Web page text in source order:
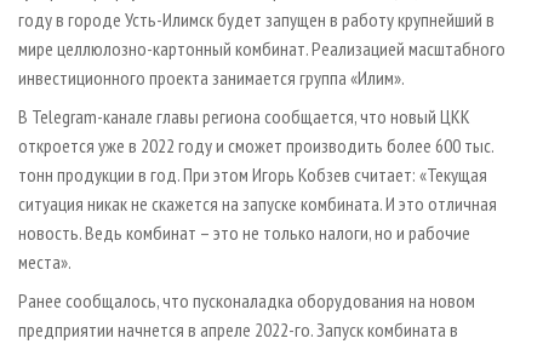
ДЕРЕВЯННОЕ ДОМОСТРОЕНИЕ
ПРОИЗВОДСТВО МЕБЕЛИ
БИОЭНЕРГЕТИКА
ЦБП
ИНСТРУМЕНТ И МАТЕРИАЛЫ
ОФИЦИАЛЬНЫЕ ДЕЛЕГАЦИИ
ПРИОРИТЕТНЫЕ ИНВЕСТПРОЕКТЫ
RUSSIAN FORESTRY REVIEW
ГАЗЕТА ЛЕСПРОМФОРУМ
БИБЛИОТЕКА СПЕЦИАЛИСТА
году в городе Усть-Илимск будет запущен в работу крупнейший в
мире целлюлозно-картонный комбинат. Реализацией масштабного
инвестиционного проекта занимается группа «Илим».
В Telegram-канале главы региона сообщается, что новый ЦКК
откроется уже в 2022 году и сможет производить более 600 тыс.
тонн продукции в год. При этом Игорь Кобзев считает: «Текущая
ситуация никак не скажется на запуске комбината. И это отличная
новость. Ведь комбинат – это не только налоги, но и рабочие
места».
Ранее сообщалось, что пусконаладка оборудования на новом
предприятии начнется в апреле 2022-го. Запуск комбината в